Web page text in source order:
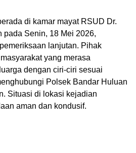
di kamar mayat RSUD Dr.
pada Senin, 18 Mei 2026,
lanjutan. Pihak
yang merasa
dengan ciri-ciri sesuai
Polsek Bandar Huluan
Situasi di lokasi kejadian
aman dan kondusif.